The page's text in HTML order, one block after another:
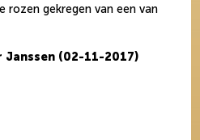
rozen gekregen van een van
(02-11-2017)